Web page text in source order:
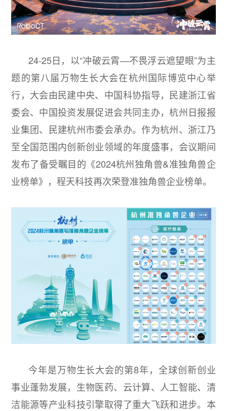
24-25日，以“冲破云霄—不畏浮云遮望眼”为主
题的第八届万物生长大会在杭州国际博览中心举
行，大会由民建中央、中国科协指导，民建浙江省
委会、中国投资发展促进会共同主办，杭州日报报
业集团、民建杭州市委会承办。作为杭州、浙江乃
至全国范围内创新创业领域的年度盛事，会议期间
发布了备受瞩目的《2024杭州独角兽&准独角兽企
业榜单》，程天科技再次荣登准独角兽企业榜单。
今年是万物生长大会的第8年，全球创新创业
事业蓬勃发展，生物医药、云计算、人工智能、清
洁能源等产业科技引擎取得了重大飞跃和进步。本